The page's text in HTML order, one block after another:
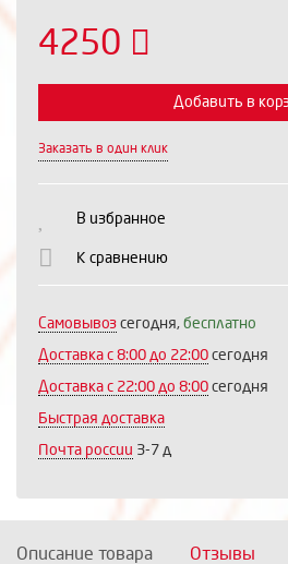
4250
Выберите
Продолжить
Добавить в
Заказать в один клик
В избранное
К сравнению
Самовывоз сегодня, бесплатно
Доставка c 8:00 до 22:00 сегодня
Доставка с 22:00 до 8:00 сегодня
Быстрая доставка
Почта россии 3-7 д
Описание товара Отзывы